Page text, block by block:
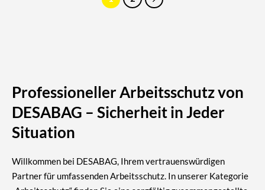
Professioneller Arbeitsschutz von
DESABAG – Sicherheit in Jeder
Situation
Willkommen bei DESABAG, Ihrem vertrauenswürdigen
Partner für umfassenden Arbeitsschutz. In unserer Kategorie